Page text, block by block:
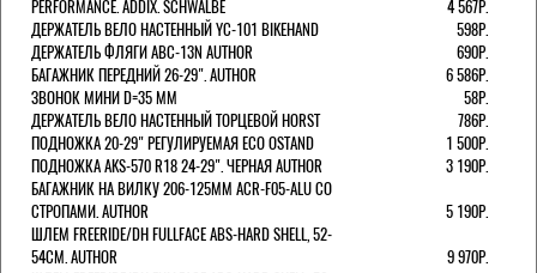
PERFORMANCE. ADDIX. SCHWALBE
4 567Р.
ДЕРЖАТЕЛЬ ВЕЛО НАСТЕННЫЙ YC-101 BIKEHAND
598Р.
ДЕРЖАТЕЛЬ ФЛЯГИ ABC-13N AUTHOR
690Р.
БАГАЖНИК ПЕРЕДНИЙ 26-29". AUTHOR
6 586Р.
ЗВОНОК МИНИ D=35 ММ
58Р.
ДЕРЖАТЕЛЬ ВЕЛО НАСТЕННЫЙ ТОРЦЕВОЙ HORST
786Р.
ПОДНОЖКА 20-29" РЕГУЛИРУЕМАЯ ECO OSTAND
1 500Р.
ПОДНОЖКА AKS-570 R18 24-29". ЧЕРНАЯ AUTHOR
3 190Р.
БАГАЖНИК НА ВИЛКУ 206-125ММ ACR-F05-ALU СО
СТРОПАМИ. AUTHOR
5 190Р.
ШЛЕМ FREERIDE/DH FULLFACE ABS-HARD SHELL, 52-
54СМ. AUTHOR
9 970Р.